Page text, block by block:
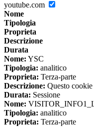
youtube.com
Nome
Tipologia
Proprieta
Descrizione
Durata
Nome: YSC
Tipologia: analitico
Proprieta: Terza-parte
Descrizione: Questo
Durata: Sessione
Nome:
Tipologia: analitico
Proprieta: Terza-parte